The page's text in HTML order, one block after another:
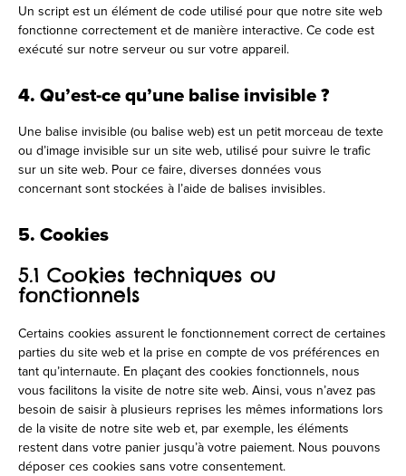
Un script est un élément de code utilisé pour que notre site web
fonctionne correctement et de manière interactive. Ce code est
exécuté sur notre serveur ou sur votre appareil.
4. Qu’est-ce qu’une balise invisible ?
Une balise invisible (ou balise web) est un petit morceau de texte
ou d’image invisible sur un site web, utilisé pour suivre le trafic
sur un site web. Pour ce faire, diverses données vous
concernant sont stockées à l’aide de balises invisibles.
5. Cookies
5.1 Cookies techniques ou
fonctionnels
Certains cookies assurent le fonctionnement correct de certaines
parties du site web et la prise en compte de vos préférences en
tant qu’internaute. En plaçant des cookies fonctionnels, nous
vous facilitons la visite de notre site web. Ainsi, vous n’avez pas
besoin de saisir à plusieurs reprises les mêmes informations lors
de la visite de notre site web et, par exemple, les éléments
restent dans votre panier jusqu’à votre paiement. Nous pouvons
déposer ces cookies sans votre consentement.